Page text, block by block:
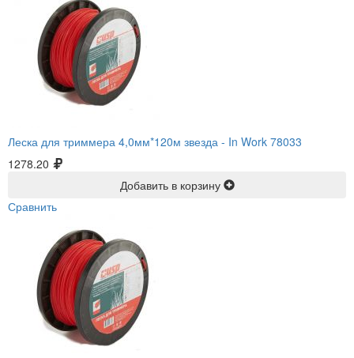
Леска для триммера 4,0мм*120м звезда - In Work 78033
1278.20
Добавить в корзину
Сравнить